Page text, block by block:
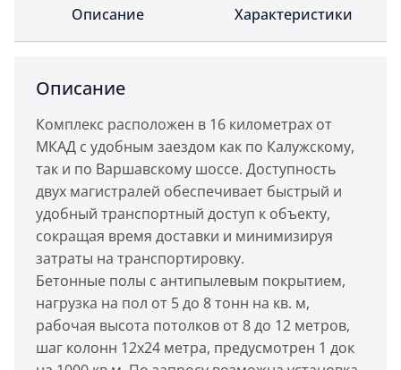
Описание Характеристики
Описание
Комплекс расположен в 16 километрах от
МКАД с удобным заездом как по Калужскому,
так и по Варшавскому шоссе. Доступность
двух магистралей обеспечивает быстрый и
удобный транспортный доступ к объекту,
сокращая время доставки и минимизируя
затраты на транспортировку.
Бетонные полы с антипылевым покрытием,
нагрузка на пол от 5 до 8 тонн на кв. м,
рабочая высота потолков от 8 до 12 метров,
шаг колонн 12x24 метра, предусмотрен 1 док